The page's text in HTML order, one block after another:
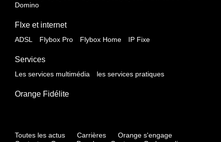
Domino
FIxe et internet
ADSL Flybox Pro Flybox Home IP Fixe
Services
Les services multimédia les services pratiques
Orange Fidélite
Toutes les actus Carrières
Orange s'engage